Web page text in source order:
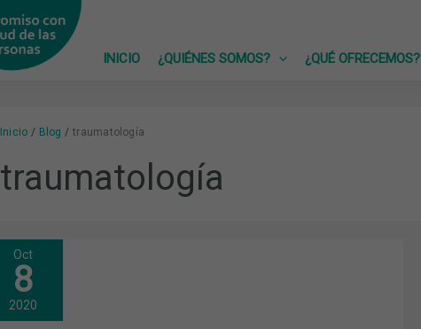
INICIO
¿QUIÉNES SOMOS? ¿QUÉ OFRECEMOS?
Inicio Blog traumatología
traumatología
Oct
8
2020
CÓMO
TRATAR
UNA
PATOLOGÍA
URGENTE